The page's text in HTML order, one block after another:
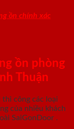
ồn chính xác
ồn phòng
Thuận
công các loại
của nhiều khách
SaiGonDoor .